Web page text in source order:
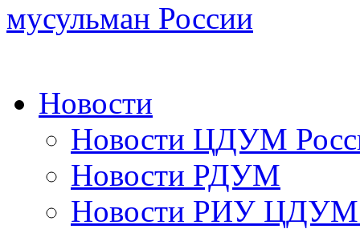
мусульман России
Новости
Новости ЦДУМ
Новости РДУМ
Новости РИУ ЦДУМ